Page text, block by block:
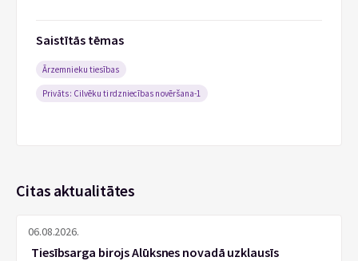
Saistītās tēmas
Ārzemnieku tiesības
Privāts: Cilvēku tirdzniecības novēršana-1
Citas aktualitātes
06.08.2026.
Tiesībsarga birojs Alūksnes novadā uzklausīs